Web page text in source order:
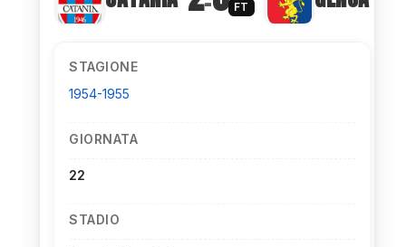
FT
STAGIONE
1954-1955
GIORNATA
22
STADIO